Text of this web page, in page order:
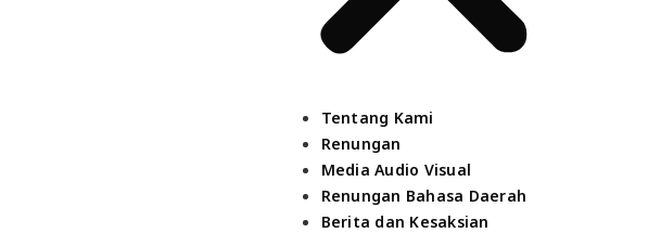
Tentang Kami
Renungan
Media Audio Visual
Renungan Bahasa Daerah
Berita dan Kesaksian